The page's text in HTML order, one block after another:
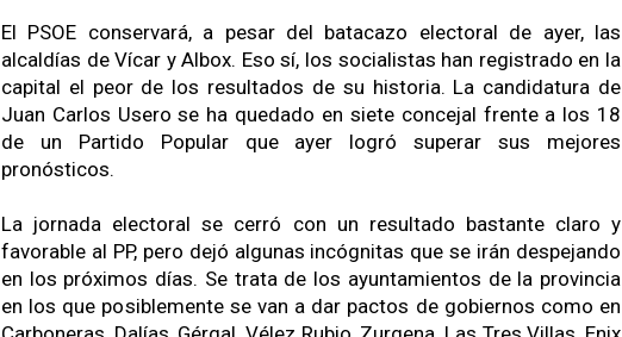
El PSOE conservará, a pesar del batacazo electoral de ayer, las
alcaldías de Vícar y Albox. Eso sí, los socialistas han registrado en la
capital el peor de los resultados de su historia. La candidatura de
Juan Carlos Usero se ha quedado en siete concejal frente a los 18
de un Partido Popular que ayer logró superar sus mejores
pronósticos.
La jornada electoral se cerró con un resultado bastante claro y
favorable al PP, pero dejó algunas incógnitas que se irán despejando
en los próximos días. Se trata de los ayuntamientos de la provincia
en los que posiblemente se van a dar pactos de gobiernos como en